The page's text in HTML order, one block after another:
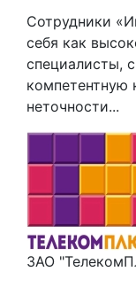
Сотрудники
себя как
специалисты,
компетентную
неточности...
ЗАО